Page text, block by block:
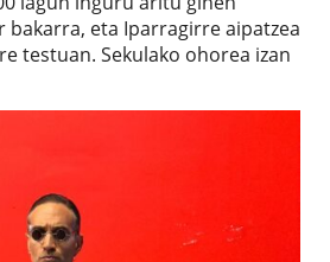
bakarra, eta Iparragirre aipatzea
testuan. Sekulako ohorea izan